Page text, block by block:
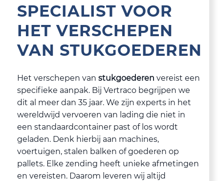
SPECIALIST VOOR
HET VERSCHEPEN
VAN STUKGOEDEREN
Het verschepen van stukgoederen vereist een
specifieke aanpak. Bij Vertraco begrijpen we
dit al meer dan 35 jaar. We zijn experts in het
wereldwijd vervoeren van lading die niet in
een standaardcontainer past of los wordt
geladen. Denk hierbij aan machines,
voertuigen, stalen balken of goederen op
pallets. Elke zending heeft unieke afmetingen
en vereisten. Daarom leveren wij altijd